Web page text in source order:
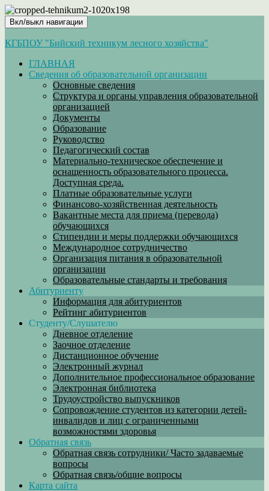
Вкл/выкл навигации
КГБПОУ "Бийский техникум лесного хозяйства"
ГЛАВНАЯ
Сведения об образовательной организации
Основные сведения
Структура и органы управления образовательной
организацией
Документы
Образование
Руководство
Педагогический состав
Материально-техническое обеспечение и
оснащенность образовательного процесса.
Доступная среда.
Платные образовательные услуги
Финансово-хозяйственная деятельность
Вакантные места для приема (перевода)
обучающихся
Стипендии и меры поддержки обучающихся
Международное сотрудничество
Организация питания в образовательной
организации
Образовательные стандарты и требования
Абитуриенту
Информация для абитуриентов
Рейтинг абитуриентов
Студенту/Слушателю
Дневное отделение
Заочное отделение
Дистанционное обучение
Электронный журнал
Дополнительное профессиональное образование
Электронная библиотека
Трудоустройство выпускников
Сопровождение студентов из категории детей-
инвалидов и лиц с ограниченными
возможностями здоровья
Обратная связь
Обратная связь сотрудники/ Часто задаваемые
вопросы
Обратная связь/общие вопросы
Карта сайта